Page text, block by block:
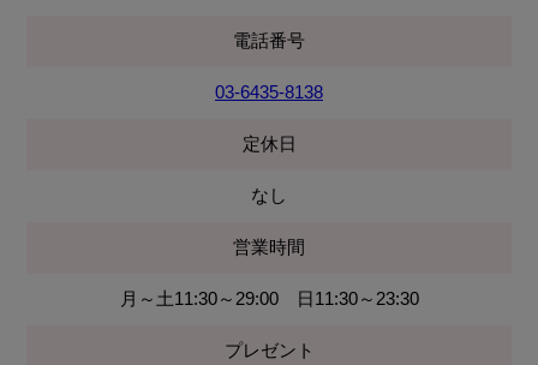
電話番号
03‐6435‐8138
定休日
なし
営業時間
月～土11:30～29:00 日11:30～23:30
プレゼント